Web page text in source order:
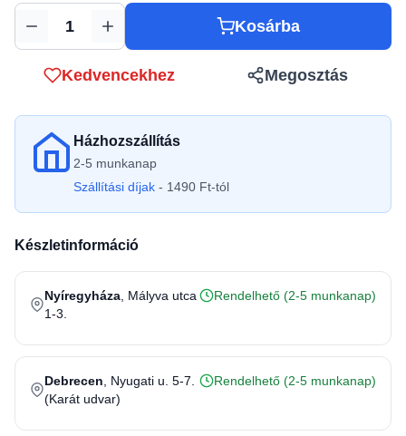
Mennyiség Kosárba
Kedvencekhez Megosztás
Házhozszállítás
2-5 munkanap
Szállítási díjak - 1490 Ft-tól
Készletinformáció
Nyíregyháza , Mályva utca
1-3.
Rendelhető (2-5 munkanap)
Debrecen , Nyugati u. 5-7.
(Karát udvar)
Rendelhető (2-5 munkanap)